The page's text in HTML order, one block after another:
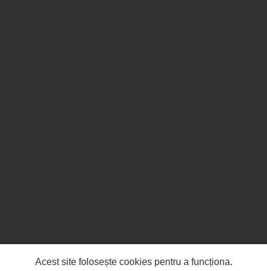
Acest site folosește cookies pentru a funcționa.